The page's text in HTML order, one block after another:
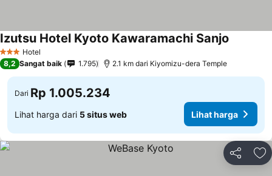
3 BintangHotel
Izutsu Hotel Kyoto Kawaramachi Sanjo
8,2 Sangat baik 1.795 2.1 km dari Kiyomizu-dera Temple
Dari Rp 1.005.234
Lihat harga dari 5 situs web Lihat harga
Bagikan